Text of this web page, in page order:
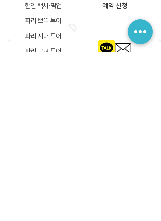
한인 택시·픽업 예약 신청
파리 쁘띠 투어
파리 시내 투어
파리 근교 투어